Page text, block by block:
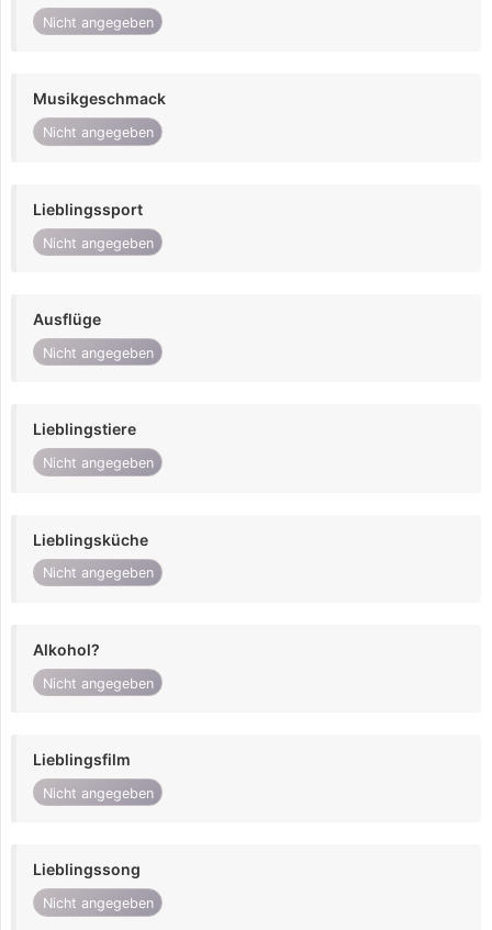
Nicht angegeben
Musikgeschmack
Nicht angegeben
Lieblingssport
Nicht angegeben
Ausflüge
Nicht angegeben
Lieblingstiere
Nicht angegeben
Lieblingsküche
Nicht angegeben
Alkohol?
Nicht angegeben
Lieblingsfilm
Nicht angegeben
Lieblingssong
Nicht angegeben